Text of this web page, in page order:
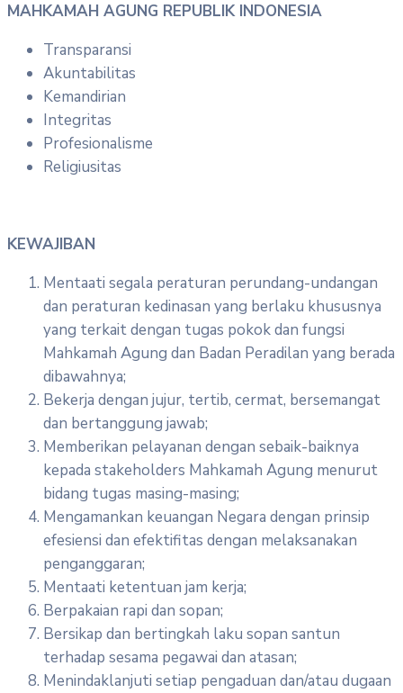
MAHKAMAH AGUNG REPUBLIK INDONESIA
Transparansi
Akuntabilitas
Kemandirian
Integritas
Profesionalisme
Religiusitas
KEWAJIBAN
Mentaati segala peraturan perundang-undangan
dan peraturan kedinasan yang berlaku khususnya
yang terkait dengan tugas pokok dan fungsi
Mahkamah Agung dan Badan Peradilan yang berada
dibawahnya;
Bekerja dengan jujur, tertib, cermat, bersemangat
dan bertanggung jawab;
Memberikan pelayanan dengan sebaik-baiknya
kepada stakeholders Mahkamah Agung menurut
bidang tugas masing-masing;
Mengamankan keuangan Negara dengan prinsip
efesiensi dan efektifitas dengan melaksanakan
penganggaran;
Mentaati ketentuan jam kerja;
Berpakaian rapi dan sopan;
Bersikap dan bertingkah laku sopan santun
terhadap sesama pegawai dan atasan;
Menindaklanjuti setiap pengaduan dan/atau dugaan